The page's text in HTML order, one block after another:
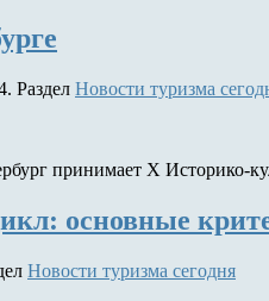
Раздел Новости туризма
принимает Х Историко-
основные
Новости туризма сегодня